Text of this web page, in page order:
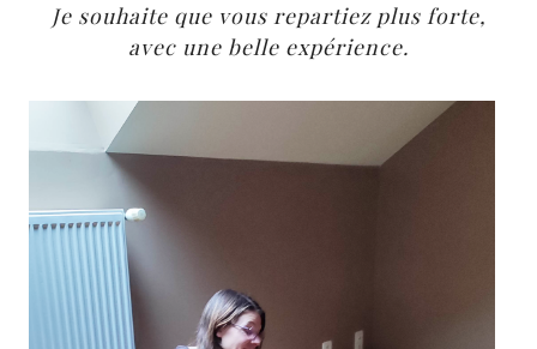
Je souhaite que vous repartiez plus forte,
avec une belle expérience.